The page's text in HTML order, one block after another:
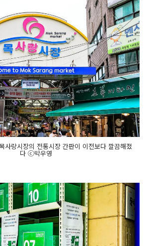
사랑시장의 전통시장 간판이 이전보다 깔끔해졌
다 ⓒ박우영